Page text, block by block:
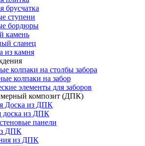
брусчатка
ступени
бордюры
камень
сланец
из камня
колпаки на столбы забора
колпаки на забор
элементы для заборов
композит (ДПК)
Доска из ДПК
доска из ДПК
панели
ДПК
из ДПК